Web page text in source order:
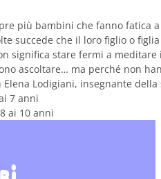
più bambini che fanno fatica
succede che il loro figlio o
significa stare fermi a
ascoltare… ma perché non
Elena Lodigiani, insegnante
7 anni
ai 10 anni